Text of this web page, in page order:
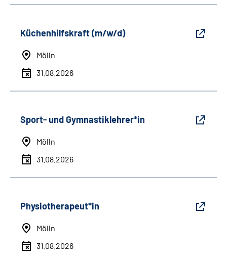
Küchenhilfskraft (m/w/d)
Mölln
31.08.2026
Sport- und Gymnastiklehrer*in
Mölln
31.08.2026
Physiotherapeut*in
Mölln
31.08.2026